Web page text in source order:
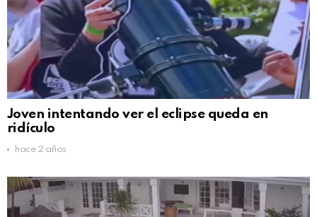
Joven intentando ver el eclipse queda en
ridículo
hace 2 años